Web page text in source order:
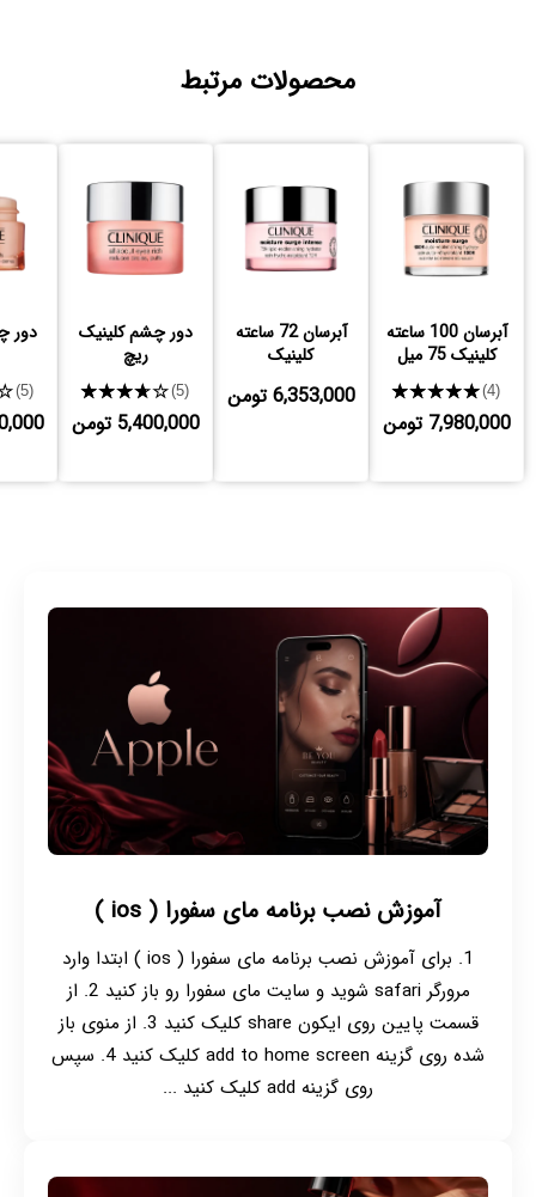
محصولات مرتبط
آبرسان 100 ساعته
کلینیک 75 میل
★★★★★(4)
7,980,000 تومن
آبرسان 72 ساعته
کلینیک
6,353,000 تومن
دور چشم کلینیک
ریچ
★★★★★(5)
5,400,000 تومن
دور
(5)
آموزش نصب برنامه مای سفورا ( ios )
1. برای آموزش نصب برنامه مای سفورا ( ios ) ابتدا وارد
مرورگر safari شوید و سایت مای سفورا رو باز کنید 2. از
قسمت پایین روی ایکون share کلیک کنید 3. از منوی باز
شده روی گزینه add to home screen کلیک کنید 4. سپس
روی گزینه add کلیک کنید ...